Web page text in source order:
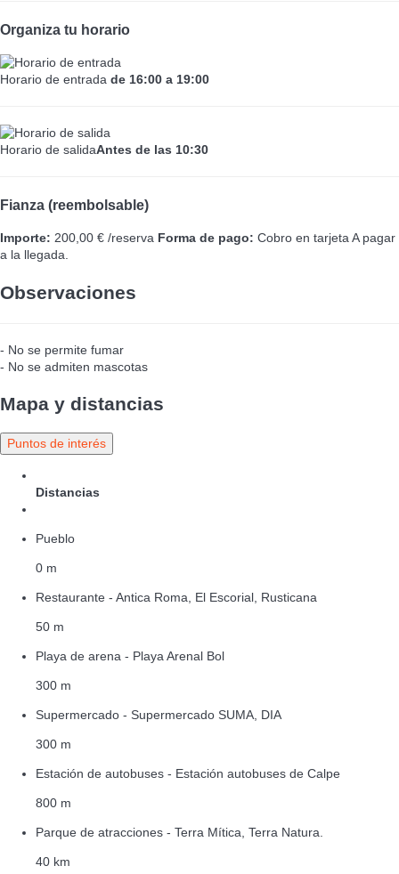
Organiza tu horario
Horario de entrada de 16:00 a 19:00
Horario de salidaAntes de las 10:30
Fianza (reembolsable)
Importe: 200,00 € /reserva Forma de pago: Cobro en tarjetaA pagar
a la llegada.
Observaciones
- No se permite fumar
- No se admiten mascotas
Mapa y distancias
Puntos de interés
Distancias
Pueblo
0 m
Restaurante - Antica Roma, El Escorial, Rusticana
50 m
Playa de arena - Playa Arenal Bol
300 m
Supermercado - Supermercado SUMA, DIA
300 m
Estación de autobuses - Estación autobuses de Calpe
800 m
Parque de atracciones - Terra Mítica, Terra Natura.
40 km